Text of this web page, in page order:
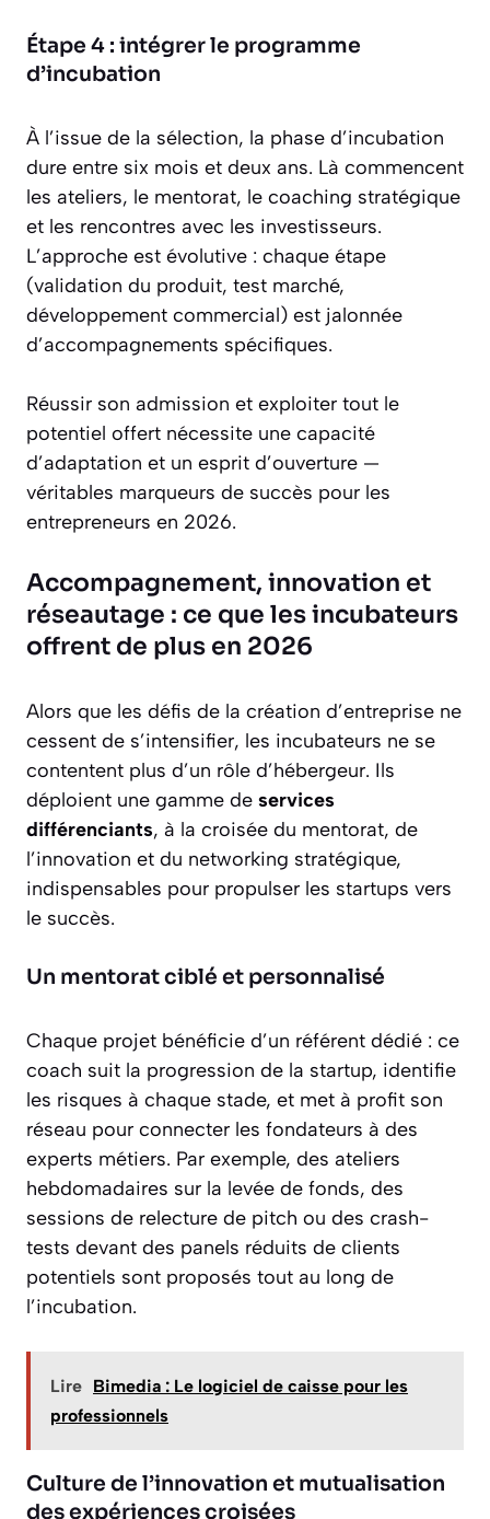
Étape 4 : intégrer le programme
d’incubation
À l’issue de la sélection, la phase d’incubation
dure entre six mois et deux ans. Là commencent
les ateliers, le mentorat, le coaching stratégique
et les rencontres avec les investisseurs.
L’approche est évolutive : chaque étape
(validation du produit, test marché,
développement commercial) est jalonnée
d’accompagnements spécifiques.
Réussir son admission et exploiter tout le
potentiel offert nécessite une capacité
d’adaptation et un esprit d’ouverture —
véritables marqueurs de succès pour les
entrepreneurs en 2026.
Accompagnement, innovation et
réseautage : ce que les incubateurs
offrent de plus en 2026
Alors que les défis de la création d’entreprise ne
cessent de s’intensifier, les incubateurs ne se
contentent plus d’un rôle d’hébergeur. Ils
déploient une gamme de services
différenciants, à la croisée du mentorat, de
l’innovation et du networking stratégique,
indispensables pour propulser les startups vers
le succès.
Un mentorat ciblé et personnalisé
Chaque projet bénéficie d’un référent dédié : ce
coach suit la progression de la startup, identifie
les risques à chaque stade, et met à profit son
réseau pour connecter les fondateurs à des
experts métiers. Par exemple, des ateliers
hebdomadaires sur la levée de fonds, des
sessions de relecture de pitch ou des crash-
tests devant des panels réduits de clients
potentiels sont proposés tout au long de
l’incubation.
Lire Bimedia : Le logiciel de caisse pour les
professionnels
Culture de l’innovation et mutualisation
des expériences croisées